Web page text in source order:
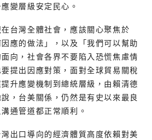
變層級安定民心。
台灣全體社會，應該關心聚焦於
因應的做法」，以及「我們可以幫助
向，社會各界不要陷入恐慌焦慮情
提出因應對策，面對全球貿易關稅
升應變機制到總統層級，由賴清德
，台美關係，仍然是有史以來最良
通管道都正常順利。
出口導向的經濟體質高度依賴對美